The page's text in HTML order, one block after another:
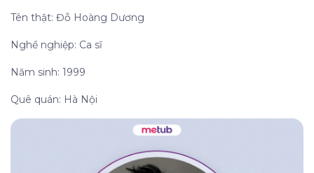
Tên thật: Đỗ Hoàng Dương
Nghề nghiệp: Ca sĩ
Năm sinh: 1999
Quê quán: Hà Nội